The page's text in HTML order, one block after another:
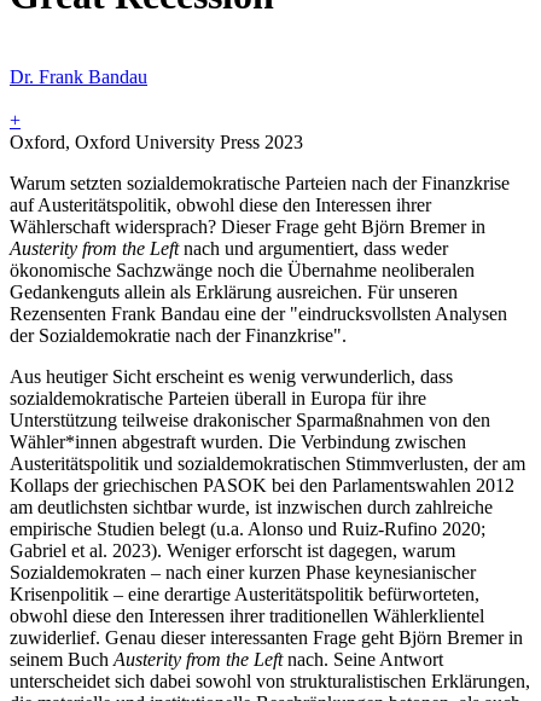
Dr. Frank Bandau
+
Oxford, Oxford University Press 2023
Warum setzten sozialdemokratische Parteien nach der Finanzkrise
auf Austeritätspolitik, obwohl diese den Interessen ihrer
Wählerschaft widersprach? Dieser Frage geht Björn Bremer in
Austerity from the Leftnach und argumentiert, dass weder
ökonomische Sachzwänge noch die Übernahme neoliberalen
Gedankenguts allein als Erklärung ausreichen. Für unseren
Rezensenten Frank Bandau eine der "eindrucksvollsten Analysen
der Sozialdemokratie nach der Finanzkrise".
Aus heutiger Sicht erscheint es wenig verwunderlich, dass
sozialdemokratische Parteien überall in Europa für ihre
Unterstützung teilweise drakonischer Sparmaßnahmen von den
Wähler*innen abgestraft wurden. Die Verbindung zwischen
Austeritätspolitik und sozialdemokratischen Stimmverlusten, der am
Kollaps der griechischen PASOK bei den Parlamentswahlen 2012
am deutlichsten sichtbar wurde, ist inzwischen durch zahlreiche
empirische Studien belegt (u.a. Alonso und Ruiz-Rufino 2020;
Gabriel et al. 2023). Weniger erforscht ist dagegen, warum
Sozialdemokraten – nach einer kurzen Phase keynesianischer
Krisenpolitik – eine derartige Austeritätspolitik befürworteten,
obwohl diese den Interessen ihrer traditionellen Wählerklientel
zuwiderlief. Genau dieser interessanten Frage geht Björn Bremer in
seinem Buch Austerity from the Leftnach. Seine Antwort
unterscheidet sich dabei sowohl von strukturalistischen Erklärungen,